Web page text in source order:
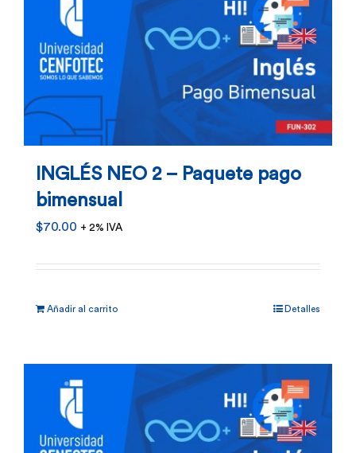
INGLÉS NEO 2 – Paquete pago
bimensual
$70.00 + 2% IVA
Añadir al carrito Detalles